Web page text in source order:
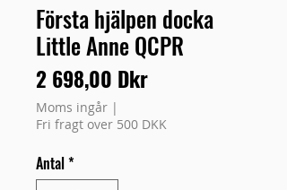
Första hjälpen docka
Little Anne QCPR
2 698,00 DkrPris
Moms ingår |
Fri fragt over 500 DKK
Antal*